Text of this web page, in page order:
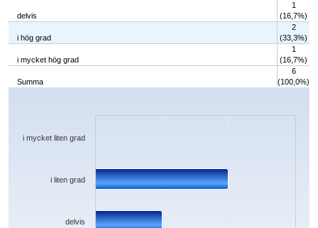
delvis
1
(16,7%)
i hög grad
2
(33,3%)
i mycket hög grad
1
(16,7%)
Summa
6
(100,0%)
Chart
The chart has 1 X axis displaying categories.
delvis
i liten grad
i mycket liten grad